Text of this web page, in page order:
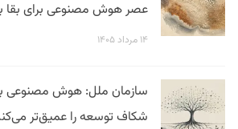
عصر هوش مصنوعی برای بقا به
۱۴ مرداد ۱۴۰۵
سازمان ملل: هوش مصنوعی
شکاف توسعه را عمیق‌تر